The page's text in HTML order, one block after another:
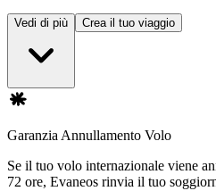
Vedi di più Crea il tuo viaggio
Garanzia Annullamento Volo
Se il tuo volo internazionale viene
72 ore, Evaneos rinvia il tuo